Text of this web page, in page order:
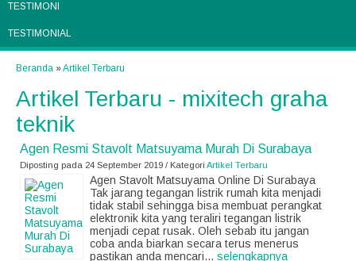
TESTIMONI
TESTIMONIAL
Beranda »Artikel Terbaru
Artikel Terbaru - mixitech graha
teknik
Agen Resmi Stavolt Matsuyama Murah Di Surabaya
Diposting pada 24 September 2019 / Kategori Artikel Terbaru
Agen Stavolt Matsuyama Online Di Surabaya
Tak jarang tegangan listrik rumah kita menjadi
tidak stabil sehingga bisa membuat perangkat
elektronik kita yang teraliri tegangan listrik
menjadi cepat rusak. Oleh sebab itu jangan
coba anda biarkan secara terus menerus
pastikan anda mencari... selengkapnya